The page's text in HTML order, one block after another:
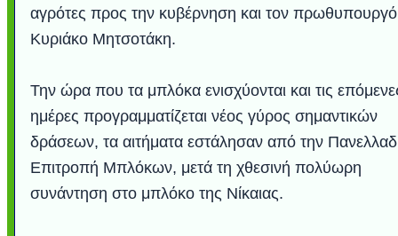
αγρότες προς την κυβέρνηση και τον πρωθυπουργό
Κυριάκο Μητσοτάκη.
Την ώρα που τα μπλόκα ενισχύονται και τις
ημέρες προγραμματίζεται νέος γύρος σημαντικών
δράσεων, τα αιτήματα εστάλησαν από την
Επιτροπή Μπλόκων, μετά τη χθεσινή πολύωρη
συνάντηση στο μπλόκο της Νίκαιας.